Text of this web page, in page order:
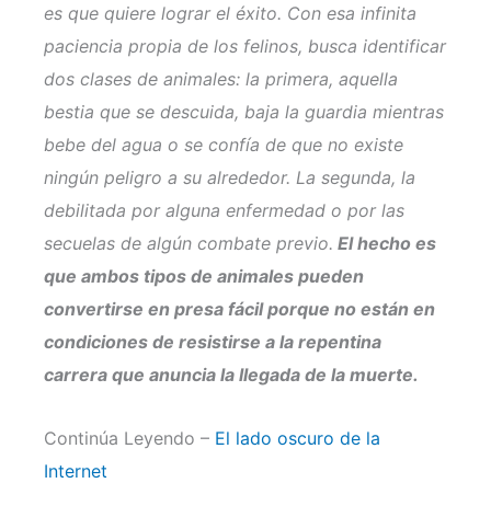
es que quiere lograr el éxito. Con esa infinita
paciencia propia de los felinos, busca identificar
dos clases de animales: la primera, aquella
bestia que se descuida, baja la guardia mientras
bebe del agua o se confía de que no existe
ningún peligro a su alrededor. La segunda, la
debilitada por alguna enfermedad o por las
secuelas de algún combate previo. El hecho es
que ambos tipos de animales pueden
convertirse en presa fácil porque no están en
condiciones de resistirse a la repentina
carrera que anuncia la llegada de la muerte.
Continúa Leyendo – El lado oscuro de la
Internet